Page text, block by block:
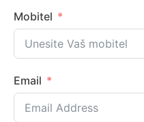
Mobitel
Email